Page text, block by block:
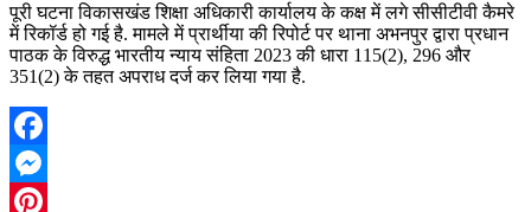
पूरी घटना विकासखंड शिक्षा अधिकारी कार्यालय के कक्ष में लगे सीसीटीवी कैमरे
में रिकॉर्ड हो गई है. मामले में प्रार्थीया की रिपोर्ट पर थाना अभनपुर द्वारा प्रधान
पाठक के विरुद्ध भारतीय न्याय संहिता 2023 की धारा 115(2), 296 और
351(2) के तहत अपराध दर्ज कर लिया गया है.
Facebook
Messenger